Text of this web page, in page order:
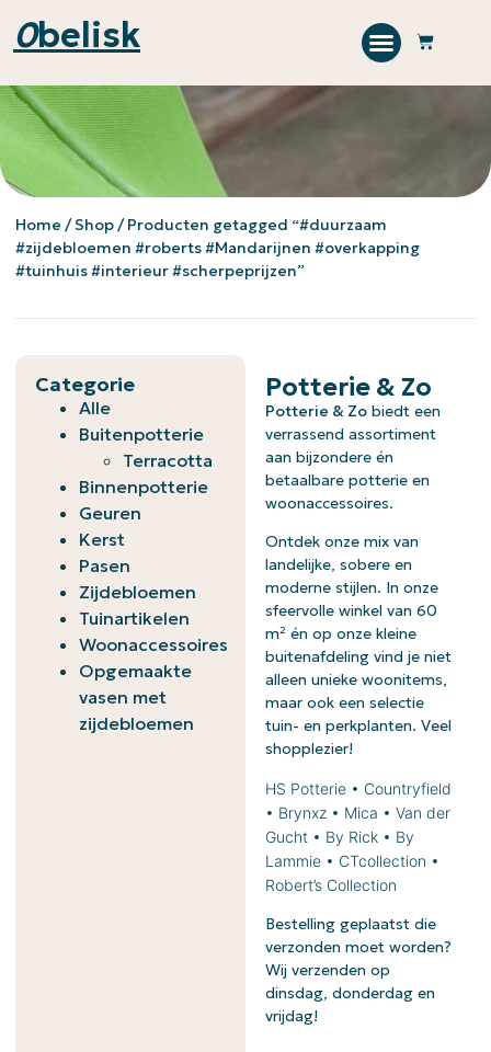
0belisk
Home /Shop/ Producten getagged “#duurzaam
#zijdebloemen #roberts #Mandarijnen #overkapping
#tuinhuis #interieur #scherpeprijzen”
Categorie
Alle
Buitenpotterie
Terracotta
Binnenpotterie
Geuren
Kerst
Pasen
Zijdebloemen
Tuinartikelen
Woonaccessoires
Opgemaakte
vasen met
zijdebloemen
Potterie & Zo
Potterie & Zo biedt een
verrassend assortiment
aan bijzondere én
betaalbare potterie en
woonaccessoires.
Ontdek onze mix van
landelijke, sobere en
moderne stijlen. In onze
sfeervolle winkel van 60
m² én op onze kleine
buitenafdeling vind je niet
alleen unieke woonitems,
maar ook een selectie
tuin- en perkplanten. Veel
shopplezier!
HS Potterie • Countryfield
• Brynxz • Mica • Van der
Gucht • By Rick • By
Lammie • CTcollection •
Robert’s Collection
Bestelling geplaatst die
verzonden moet worden?
Wij verzenden op
dinsdag, donderdag en
vrijdag!